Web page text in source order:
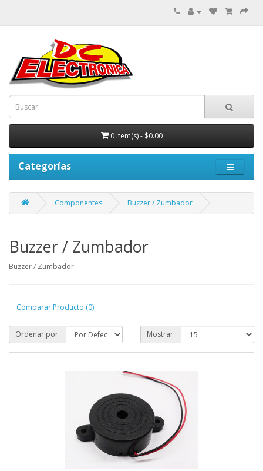
0 item(s) - $0.00
Categorías
Componentes Buzzer / Zumbador
Buzzer / Zumbador
Buzzer / Zumbador
Comparar Producto (0)
Ordenar por: Mostrar: